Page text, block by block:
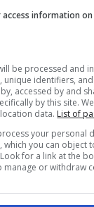
information on
be processed and
unique identifiers,
accessed by and
by this site.
data. List of
your personal
which you can object
for a link at the
manage or withdraw